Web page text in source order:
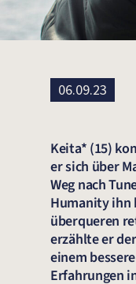
06.09.23
Keita* (15)
er sich über
Weg nach
Humanity ihn
überqueren
erzählte er
einem
Erfahrungen